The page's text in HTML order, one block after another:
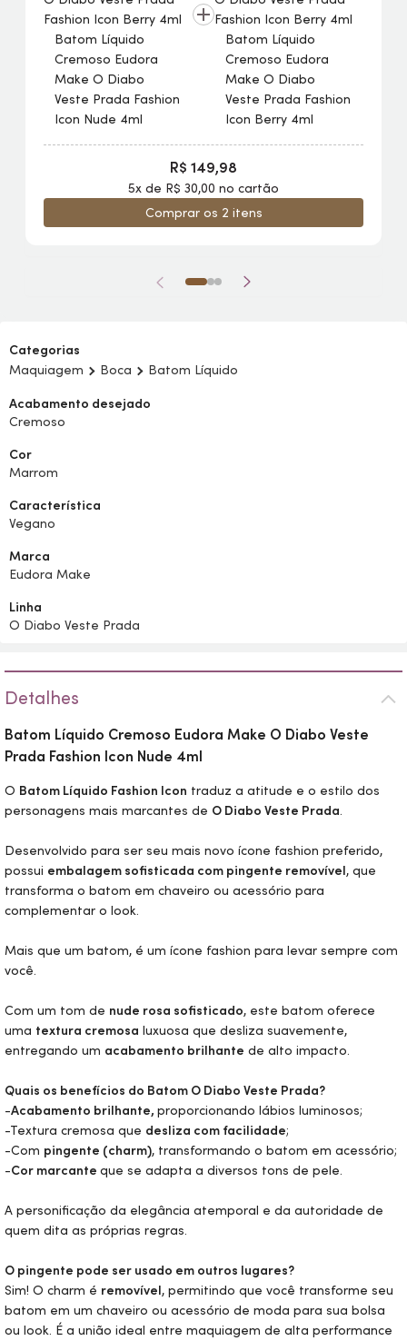
Batom Líquido
Cremoso Eudora
Make O Diabo
Veste Prada Fashion
Icon Nude 4ml
Batom Líquido
Cremoso Eudora
Make O Diabo
Veste Prada Fashion
Icon Berry 4ml
R$ 149,98
5x de R$ 30,00 no cartão
Comprar os 2 itens
Categorias
Maquiagem
Boca Batom Líquido
Acabamento desejado
Cremoso
Cor
Marrom
Característica
Vegano
Marca
Eudora Make
Linha
O Diabo Veste Prada
Detalhes
Batom Líquido Cremoso Eudora Make O Diabo Veste
Prada Fashion Icon Nude 4ml
O Batom Líquido Fashion Icon traduz a atitude e o estilo dos
personagens mais marcantes de O Diabo Veste Prada.
Desenvolvido para ser seu mais novo ícone fashion preferido,
possui embalagem sofisticada com pingente removível, que
transforma o batom em chaveiro ou acessório para
complementar o look.
Mais que um batom, é um ícone fashion para levar sempre com
você.
Com um tom de nude rosa sofisticado, este batom oferece
uma textura cremosa luxuosa que desliza suavemente,
entregando um acabamento brilhante de alto impacto.
Quais os benefícios do Batom O Diabo Veste Prada?
-Acabamento brilhante, proporcionando lábios luminosos;
-Textura cremosa que desliza com facilidade;
-Com pingente (charm), transformando o batom em acessório;
-Cor marcante que se adapta a diversos tons de pele.
A personificação da elegância atemporal e da autoridade de
quem dita as próprias regras.
O pingente pode ser usado em outros lugares?
Sim! O charm é removível, permitindo que você transforme seu
batom em um chaveiro ou acessório de moda para sua bolsa
ou look. É a união ideal entre maquiagem de alta performance